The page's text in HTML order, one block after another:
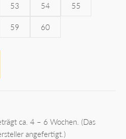
53 54 55
59 60
ca. 4 – 6 Wochen. (Das
angefertigt.)